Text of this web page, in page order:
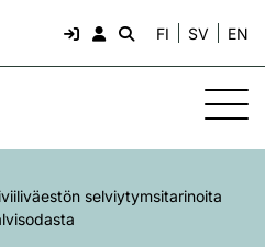
FI SV EN
selviytymsitarinoita